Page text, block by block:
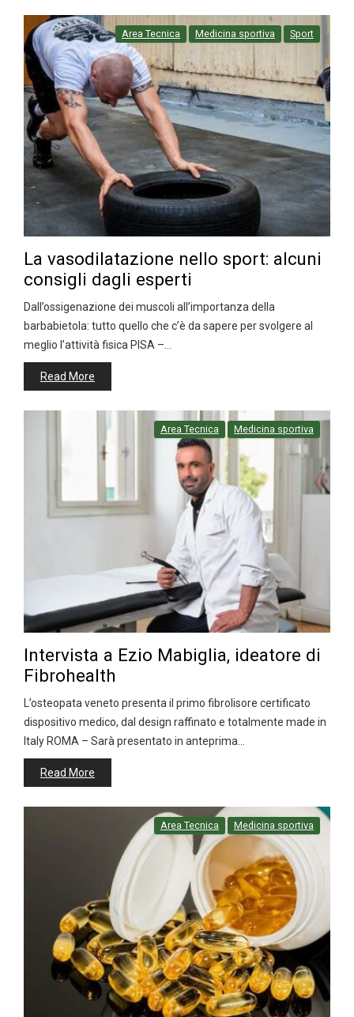
Area Tecnica Medicina sportiva Sport
La vasodilatazione nello sport: alcuni
consigli dagli esperti
Dall’ossigenazione dei muscoli all’importanza della
barbabietola: tutto quello che c’è da sapere per svolgere al
meglio l’attività fisica PISA –…
Read More
Area Tecnica Medicina sportiva
Intervista a Ezio Mabiglia, ideatore di
Fibrohealth
L’osteopata veneto presenta il primo fibrolisore certificato
dispositivo medico, dal design raffinato e totalmente made in
Italy ROMA – Sarà presentato in anteprima…
Read More
Area Tecnica Medicina sportiva